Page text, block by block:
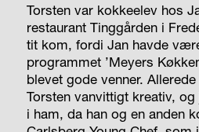
Torsten var kokkeelev hos
restaurant Tinggården i
tit kom, fordi Jan havde
programmet ’Meyers
blevet gode venner.
Torsten vanvittigt kreativ,
i ham, da han og en anden